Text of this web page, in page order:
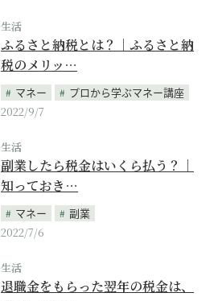
生活
ふるさと納税とは？｜ふるさと納
税のメリッ…
マネー
プロから学ぶマネー講座
2022/9/7
生活
副業したら税金はいくら払う？｜
知っておき…
マネー
副業
2022/7/6
生活
退職金をもらった翌年の税金は、